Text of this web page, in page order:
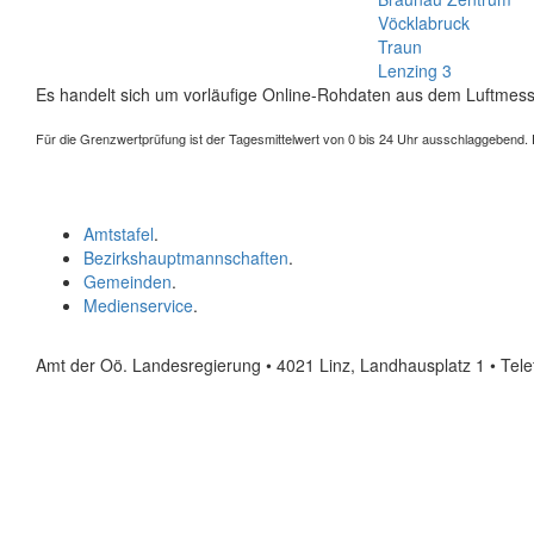
Vöcklabruck
Traun
Lenzing 3
Es handelt sich um vorläufige Online-Rohdaten aus dem
Für die Grenzwertprüfung ist der Tagesmittelwert von 0 bis 24 Uhr
Amtstafel.
Bezirkshauptmannschaften.
Gemeinden.
Medienservice.
Amt der Oö. Landesregierung • 4021 Linz, Landhausplatz 1 •